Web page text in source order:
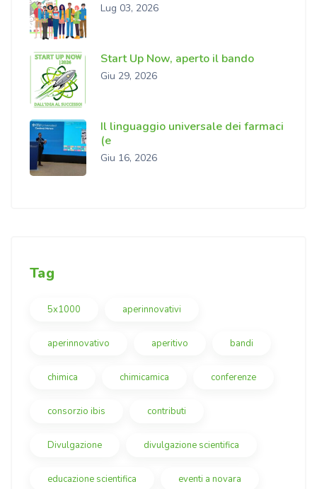
Lug 03, 2026
Start Up Now, aperto il bando
Giu 29, 2026
Il linguaggio universale dei farmaci
(e
Giu 16, 2026
Tag
5x1000 aperinnovativi
aperinnovativo aperitivo bandi
chimica chimicamica conferenze
consorzio ibis contributi
Divulgazione divulgazione scientifica
educazione scientifica eventi a novara